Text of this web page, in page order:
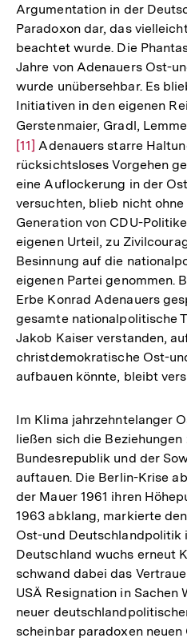
Argumentation in der
Paradoxon dar, das
beachtet wurde. Die
Jahre von Adenauers Ost-
wurde unübersehbar. Es
Initiativen in den eigenen
Gerstenmaier, Gradl,
[11] Adenauers starre
rücksichtsloses Vorgehen
eine Auflockerung in der
versuchten, blieb nicht ohne
Generation von CDU-
eigenen Urteil, zu
Besinnung auf die
eigenen Partei genommen.
Erbe Konrad Adenauers
gesamte nationalpolitische
Jakob Kaiser verstanden,
christdemokratische Ost-
aufbauen könnte, bleibt
Im Klima jahrzehntelanger
ließen sich die
Bundesrepublik und der
auftauen. Die Berlin-Krise
der Mauer 1961 ihren
1963 abklang, markierte
Ost-und Deutschlandpolitik
Deutschland wuchs erneut
schwand dabei das
USÄ Resignation in Sachen
neuer
scheinbar paradoxen